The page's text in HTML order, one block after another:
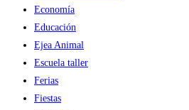
Economía
Educación
Ejea Animal
Escuela taller
Ferias
Fiestas